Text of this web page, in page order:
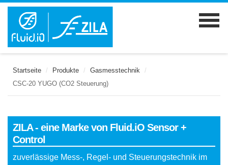
Startseite / Produkte / Gasmesstechnik /
CSC-20 YUGO (CO2 Steuerung)
ZILA - eine Marke von Fluid.iO Sensor +
Control
zuverlässige Mess-, Regel- und Steuerungstechnik im